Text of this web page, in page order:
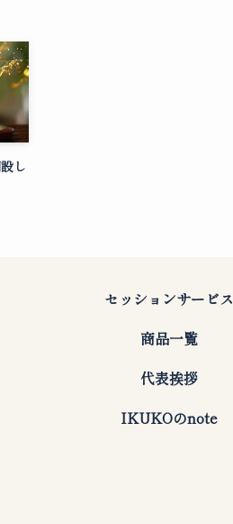
し
セッションサービス
商品一覧
代表挨拶
IKUKOのnote